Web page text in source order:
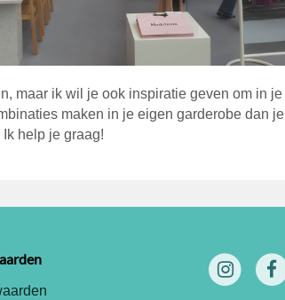
maar ik wil je ook inspiratie geven om in je
maken in je eigen garderobe dan je
help je graag!